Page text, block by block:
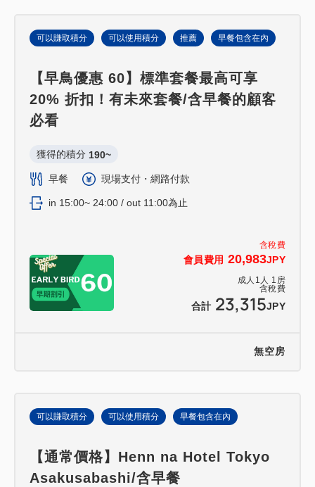
含稅費
會員費用 20,983JPY
成人 1 人 1 房
含稅費
合計 23,315JPY
可以賺取積分 可以使用積分 推薦 早餐包含在內
【早鳥優惠 60】標準套餐最高可享
20% 折扣！有未來套餐/含早餐的顧客
必看
獲得的積分 190~
早餐 現場支付・網路付款
in 15:00~ 24:00 / out 11:00為止
無空房
可以賺取積分 可以使用積分 早餐包含在內
【通常價格】Henn na Hotel Tokyo
Asakusabashi/含早餐